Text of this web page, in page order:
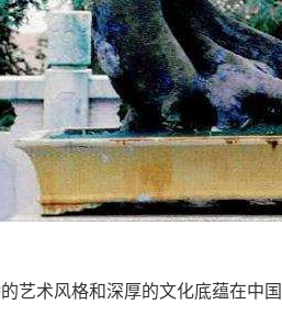
艺术风格和深厚的文化底蕴在中